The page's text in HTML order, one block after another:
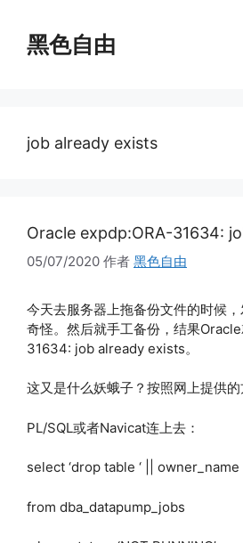
黑色自由
job already exists
Oracle expdp:ORA-31634:
05/07/2020 作者 黑色自由
今天去服务器上拖备份文件的时候，
奇怪。然后就手工备份，结果
31634: job already exists。
这又是什么妖蛾子？按照网上提供的
PL/SQL或者Navicat连上去：
select ‘drop table ‘ || owner_name
from dba_datapump_jobs